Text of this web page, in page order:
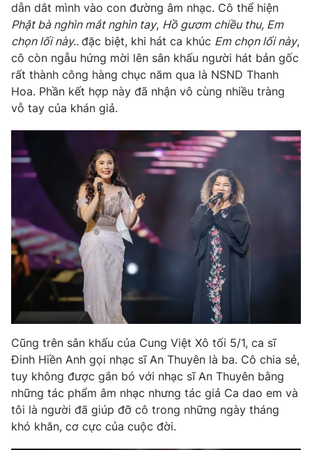
® Cấm sao chép dưới mọi hình thức nếu không có sự chấp
thuận bằng văn bản. Ghi rõ nguồn VTV.vn khi phát hành lại
thông tin từ website này.
dẫn dắt mình vào con đường âm nhạc. Cô thể hiện
Phật bà nghìn mắt nghìn tay, Hồ gươm chiều thu, Em
chọn lối này.. đặc biệt, khi hát ca khúc Em chọn lối này,
cô còn ngẫu hứng mời lên sân khấu người hát bản gốc
rất thành công hàng chục năm qua là NSND Thanh
Hoa. Phần kết hợp này đã nhận vô cùng nhiều tràng
vỗ tay của khán giả.
Cũng trên sân khấu của Cung Việt Xô tối 5/1, ca sĩ
Đinh Hiền Anh gọi nhạc sĩ An Thuyên là ba. Cô chia sẻ,
tuy không được gắn bó với nhạc sĩ An Thuyên bằng
những tác phẩm âm nhạc nhưng tác giả Ca dao em và
tôi là người đã giúp đỡ cô trong những ngày tháng
khó khăn, cơ cực của cuộc đời.